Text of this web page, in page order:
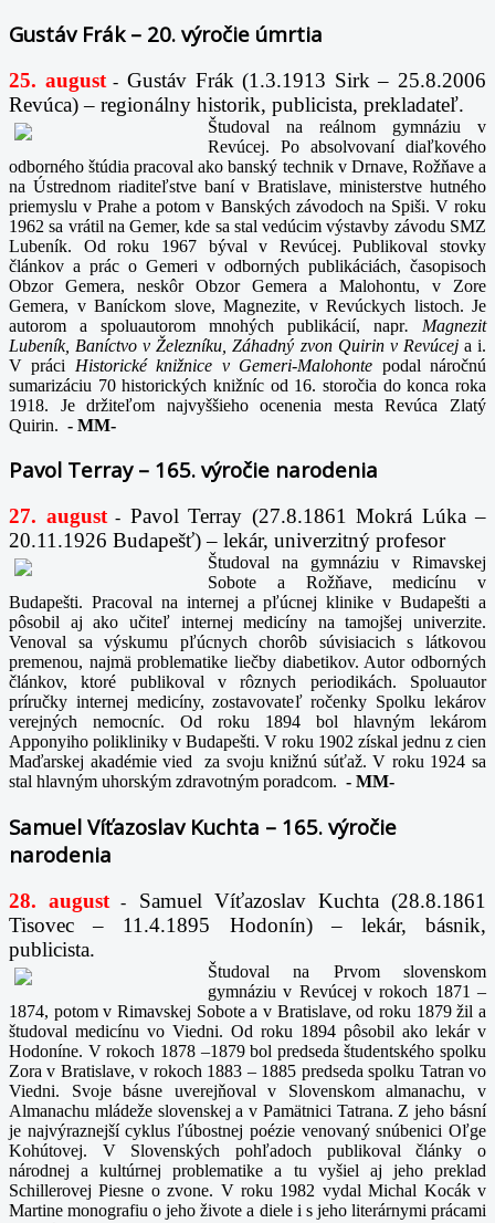
Gustáv Frák – 20. výročie úmrtia
25. august- Gustáv Frák (1.3.1913 Sirk – 25.8.2006
Revúca) – regionálny historik, publicista, prekladateľ.
Študoval na reálnom gymnáziu v
Revúcej. Po absolvovaní diaľkového
odborného štúdia pracoval ako banský technik v Drnave, Rožňave a
na Ústrednom riaditeľstve baní v Bratislave, ministerstve hutného
priemyslu v Prahe a potom v Banských závodoch na Spiši. V roku
1962 sa vrátil na Gemer, kde sa stal vedúcim výstavby závodu SMZ
Lubeník. Od roku 1967 býval v Revúcej. Publikoval stovky
článkov a prác o Gemeri v odborných publikáciách, časopisoch
Obzor Gemera, neskôr Obzor Gemera a Malohontu, v Zore
Gemera, v Baníckom slove, Magnezite, v Revúckych listoch. Je
autorom a spoluautorom mnohých publikácií, napr. Magnezit
Lubeník, Baníctvo v Železníku, Záhadný zvon Quirin v Revúcej a i.
V práci Historické knižnice v Gemeri-Malohonte podal náročnú
sumarizáciu 70 historických knižníc od 16. storočia do konca roka
1918. Je držiteľom najvyššieho ocenenia mesta Revúca Zlatý
Quirin. - MM-
Pavol Terray – 165. výročie narodenia
27. august- Pavol Terray (27.8.1861 Mokrá Lúka –
20.11.1926 Budapešť) – lekár, univerzitný profesor
Študoval na gymnáziu v Rimavskej
Sobote a Rožňave, medicínu v
Budapešti. Pracoval na internej a pľúcnej klinike v Budapešti a
pôsobil aj ako učiteľ internej medicíny na tamojšej univerzite.
Venoval sa výskumu pľúcnych chorôb súvisiacich s látkovou
premenou, najmä problematike liečby diabetikov. Autor odborných
článkov, ktoré publikoval v rôznych periodikách. Spoluautor
príručky internej medicíny, zostavovateľ ročenky Spolku lekárov
verejných nemocníc. Od roku 1894 bol hlavným lekárom
Apponyiho polikliniky v Budapešti. V roku 1902 získal jednu z cien
Maďarskej akadémie vied za svoju knižnú súťaž. V roku 1924 sa
stal hlavným uhorským zdravotným poradcom. - MM-
Samuel Víťazoslav Kuchta – 165. výročie
narodenia
28. august -
Samuel Víťazoslav Kuchta (28.8.1861
Tisovec – 11.4.1895 Hodonín) – lekár, básnik,
publicista.
Študoval na Prvom slovenskom
gymnáziu v Revúcej v rokoch 1871 –
1874, potom v Rimavskej Sobote a v Bratislave, od roku 1879 žil a
študoval medicínu vo Viedni. Od roku 1894 pôsobil ako lekár v
Hodoníne. V rokoch 1878 –1879 bol predseda študentského spolku
Zora v Bratislave, v rokoch 1883 – 1885 predseda spolku Tatran vo
Viedni. Svoje básne uverejňoval v Slovenskom almanachu, v
Almanachu mládeže slovenskej a v Pamätnici Tatrana. Z jeho básní
je najvýraznejší cyklus ľúbostnej poézie venovaný snúbenici Oľge
Kohútovej. V Slovenských pohľadoch publikoval články o
národnej a kultúrnej problematike a tu vyšiel aj jeho preklad
Schillerovej Piesne o zvone. V roku 1982 vydal Michal Kocák v
Martine monografiu o jeho živote a diele i s jeho literárnymi prácami